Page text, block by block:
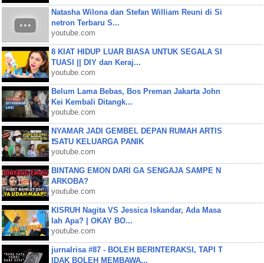
Natasha Wilona dan Stefan William Reuni di Si
netron Terbaru S...
youtube.com
8 KIAT HIDUP LUAR BIASA UNTUK SEGALA SI
TUASI || DIY dan Keraj...
youtube.com
Belum Lama Bebas, Bos Preman Jakarta John
Kei Kembali Ditangk...
youtube.com
NYAMAR JADI GEMBEL DEPAN RUMAH ARTIS
❗SATU KELUARGA PANIK
youtube.com
BINTANG EMON DARI GA SENGAJA SAMPE N
ARKOBA?
youtube.com
KISRUH Nagita VS Jessica Iskandar, Ada Masa
lah Apa? | OKAY BO...
youtube.com
jurnalrisa #87 - BOLEH BERINTERAKSI, TAPI T
IDAK BOLEH MEMBAWA...